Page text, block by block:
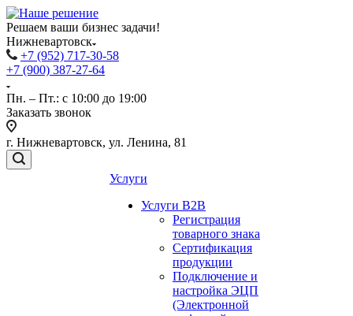
Решаем ваши бизнес задачи!
Нижневартовск
+7 (952) 717-30-58
+7 (900) 387-27-64
Пн. – Пт.: с 10:00 до 19:00
Заказать звонок
г. Нижневартовск, ул. Ленина, 81
Услуги
Услуги B2B
Регистрация
товарного знака
Сертификация
продукции
Подключение и
настройка ЭЦП
(Электронной